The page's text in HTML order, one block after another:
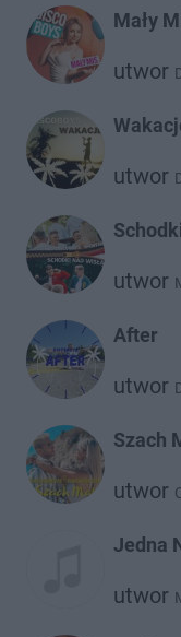
Mały
utwor
utwor
utwor
After
utwor
Szach
utwor
Jedna
utwor